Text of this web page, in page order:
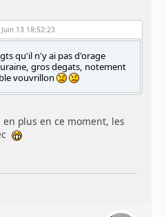
13 18:52:23
qu'il n'y ai pas d'orage
gros degats, notement
vouvrillon
en plus en ce moment, les